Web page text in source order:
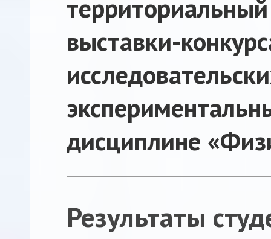
выставки-
дисциплине
Результаты